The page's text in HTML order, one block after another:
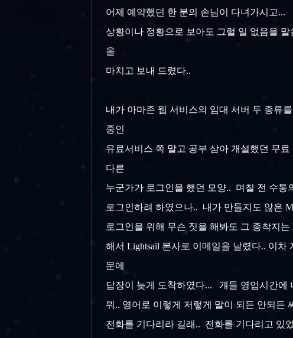
어제 예약했던 한 분의 손님이 다녀가시고
상황이나 정황으로 보아도 그럴 일 없음을
을
마치고 보내 드렸다..
내가 아마존 웹 서비스의 임대 서버 두 종류
중인
유료서비스 쪽 말고 공부 삼아 개설했던 무
다른
누군가가 로그인을 했던 모양.. 며칠 전 수통
로그인하려 하였으나.. 내가 만들지도 않은
로그인을 위해 무슨 짓을 해봐도 그 종착지
해서 Lightsail 본사로 이메일을 날렸다.. 이
문에
답장이 늦게 도착하였다... 걔들 영업시간에
뭐.. 영어로 이렇게 저렇게 말이 되든 안되든
전화를 기다리라 길래.. 전화를 기다리고 있